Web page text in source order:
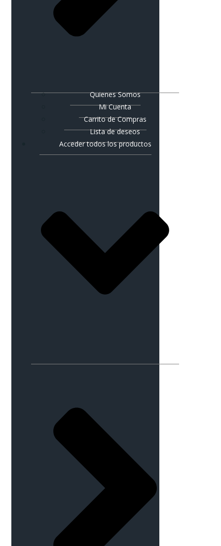
Quienes Somos
Mi Cuenta
Carrito de Compras
Lista de deseos
Acceder todos los productos